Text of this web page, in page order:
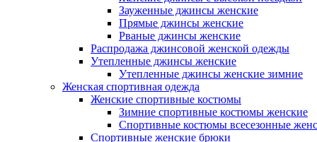
Зауженные джинсы женские
Прямые джинсы женские
Рваные джинсы женские
Распродажа джинсовой женской одежды
Утепленные джинсы женские
Утепленные джинсы женские зимние
Женская спортивная одежда
Женские спортивные костюмы
Зимние спортивные костюмы женские
Спортивные костюмы всесезонные
Спортивные женские брюки